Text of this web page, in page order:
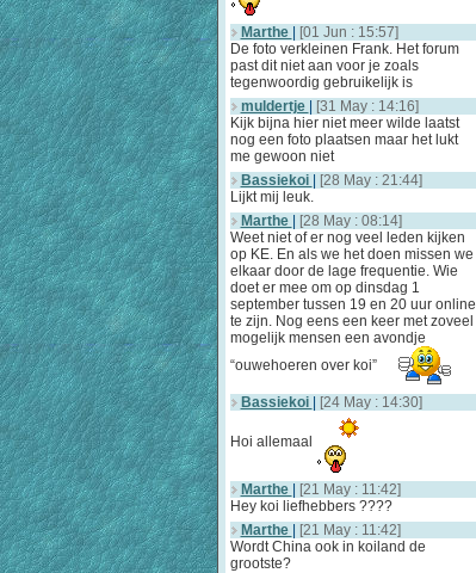
Marthe
[01 Jun : 15:57]
De foto verkleinen Frank. Het forum
past dit niet aan voor je zoals
tegenwoordig gebruikelijk is
muldertje
[31 May : 14:16]
Kijk bijna hier niet meer wilde laatst
nog een foto plaatsen maar het lukt
me gewoon niet
Bassiekoi
[28 May : 21:44]
Lijkt mij leuk.
Marthe
[28 May : 08:14]
Weet niet of er nog veel leden kijken
op KE. En als we het doen missen we
elkaar door de lage frequentie. Wie
doet er mee om op dinsdag 1
september tussen 19 en 20 uur online
te zijn. Nog eens een keer met zoveel
mogelijk mensen een avondje
“ouwehoeren over koi”
Bassiekoi [24 May : 14:30]
Hoi allemaal
Marthe
[21 May : 11:42]
Hey koi liefhebbers ????
Marthe
[21 May : 11:42]
Wordt China ook in koiland de
grootste?